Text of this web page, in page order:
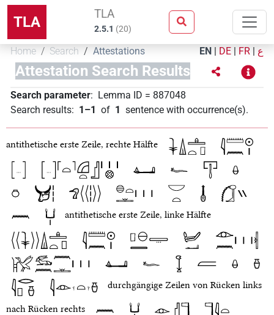
TLA TLA
2.5.1 (20)
Home Search Attestations EN | DE | FR | ع
Attestation Search Results
Search parameter: Lemma ID = 887048
Search results: 1–1 of 1 sentence with occurrence(s).
antithetische erste Zeile, rechte Hälfte
antithetische erste Zeile, linke Hälfte
durchgängige Zeilen von Rücken links
nach Rücken rechts